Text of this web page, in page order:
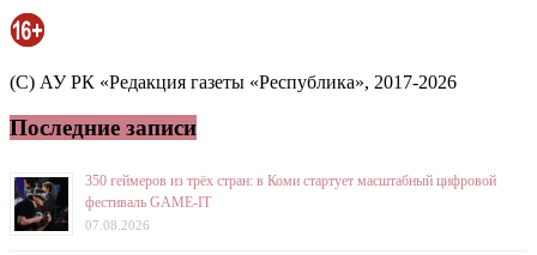
(C) АУ РК «Редакция газеты «Республика», 2017-2026
Последние записи
350 геймеров из трёх стран: в Коми стартует масштабный цифровой
фестиваль GAME-IT
07.08.2026